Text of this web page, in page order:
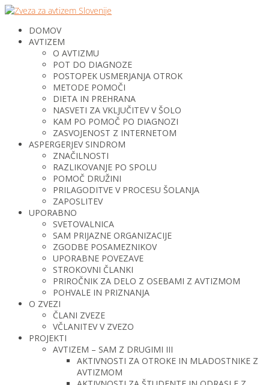
DOMOV
AVTIZEM
O AVTIZMU
POT DO DIAGNOZE
POSTOPEK USMERJANJA OTROK
METODE POMOČI
DIETA IN PREHRANA
NASVETI ZA VKLJUČITEV V ŠOLO
KAM PO POMOČ PO DIAGNOZI
ZASVOJENOST Z INTERNETOM
ASPERGERJEV SINDROM
ZNAČILNOSTI
RAZLIKOVANJE PO SPOLU
POMOČ DRUŽINI
PRILAGODITVE V PROCESU ŠOLANJA
ZAPOSLITEV
UPORABNO
SVETOVALNICA
SAM PRIJAZNE ORGANIZACIJE
ZGODBE POSAMEZNIKOV
UPORABNE POVEZAVE
STROKOVNI ČLANKI
PRIROČNIK ZA DELO Z OSEBAMI Z AVTIZMOM
POHVALE IN PRIZNANJA
O ZVEZI
ČLANI ZVEZE
VČLANITEV V ZVEZO
PROJEKTI
AVTIZEM – SAM Z DRUGIMI III
AKTIVNOSTI ZA OTROKE IN MLADOSTNIKE Z
AVTIZMOM